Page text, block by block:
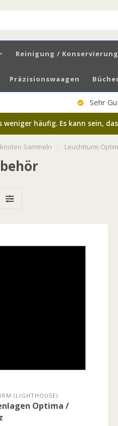
Reinigung / Konservierung
Präzisionswaagen
Sehr Guter
weniger häufig. Es kann sein,
Sammeln Leuchtturm
(LIGHTHOUSE)
Optima /